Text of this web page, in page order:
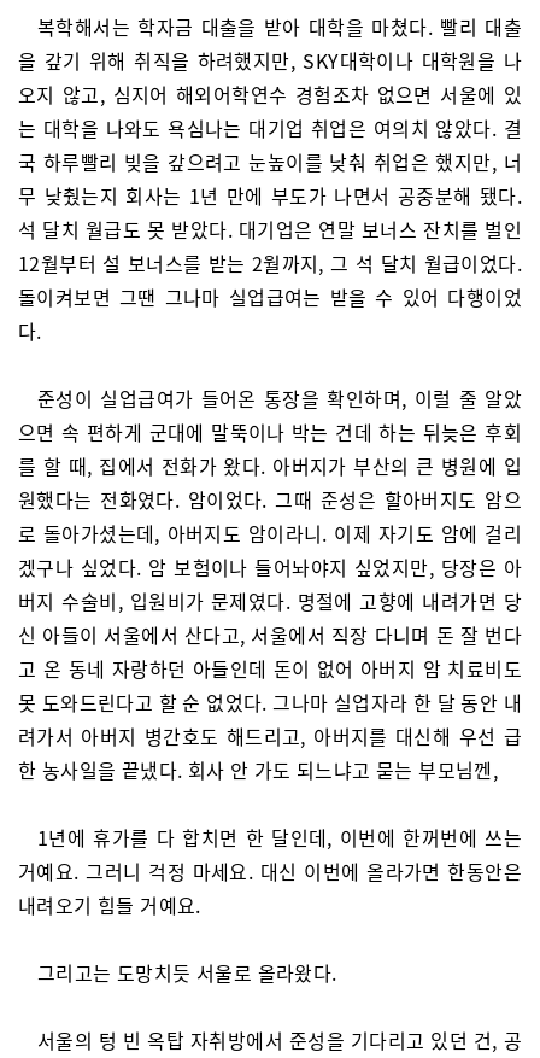
복학해서는 학자금 대출을 받아 대학을 마쳤다. 빨리 대출
을 갚기 위해 취직을 하려했지만, SKY대학이나 대학원을 나
오지 않고, 심지어 해외어학연수 경험조차 없으면 서울에 있
는 대학을 나와도 욕심나는 대기업 취업은 여의치 않았다. 결
국 하루빨리 빚을 갚으려고 눈높이를 낮춰 취업은 했지만, 너
무 낮췄는지 회사는 1년 만에 부도가 나면서 공중분해 됐다.
석 달치 월급도 못 받았다. 대기업은 연말 보너스 잔치를 벌인
12월부터 설 보너스를 받는 2월까지, 그 석 달치 월급이었다.
돌이켜보면 그땐 그나마 실업급여는 받을 수 있어 다행이었
다.
준성이 실업급여가 들어온 통장을 확인하며, 이럴 줄 알았
으면 속 편하게 군대에 말뚝이나 박는 건데 하는 뒤늦은 후회
를 할 때, 집에서 전화가 왔다. 아버지가 부산의 큰 병원에 입
원했다는 전화였다. 암이었다. 그때 준성은 할아버지도 암으
로 돌아가셨는데, 아버지도 암이라니. 이제 자기도 암에 걸리
겠구나 싶었다. 암 보험이나 들어놔야지 싶었지만, 당장은 아
버지 수술비, 입원비가 문제였다. 명절에 고향에 내려가면 당
신 아들이 서울에서 산다고, 서울에서 직장 다니며 돈 잘 번다
고 온 동네 자랑하던 아들인데 돈이 없어 아버지 암 치료비도
못 도와드린다고 할 순 없었다. 그나마 실업자라 한 달 동안 내
려가서 아버지 병간호도 해드리고, 아버지를 대신해 우선 급
한 농사일을 끝냈다. 회사 안 가도 되느냐고 묻는 부모님껜,
1년에 휴가를 다 합치면 한 달인데, 이번에 한꺼번에 쓰는
거예요. 그러니 걱정 마세요. 대신 이번에 올라가면 한동안은
내려오기 힘들 거예요.
그리고는 도망치듯 서울로 올라왔다.
서울의 텅 빈 옥탑 자취방에서 준성을 기다리고 있던 건, 공